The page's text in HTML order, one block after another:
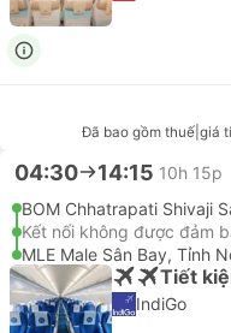
Đã bao gồm thuế giá
04:30 14:15 10h 15p
BOM Chhatrapati Shivaji
Kết nối không được đảm
MLE Male Sân Bay, Tỉnh
Tiết
IndiGo